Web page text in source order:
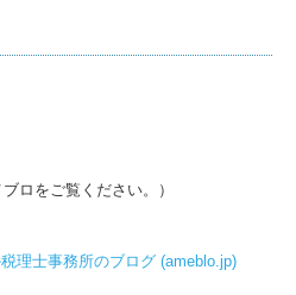
ロをご覧ください。）
理士事務所のブログ (ameblo.jp)